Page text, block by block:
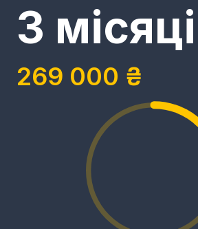
3 місяці
269 000 ₴